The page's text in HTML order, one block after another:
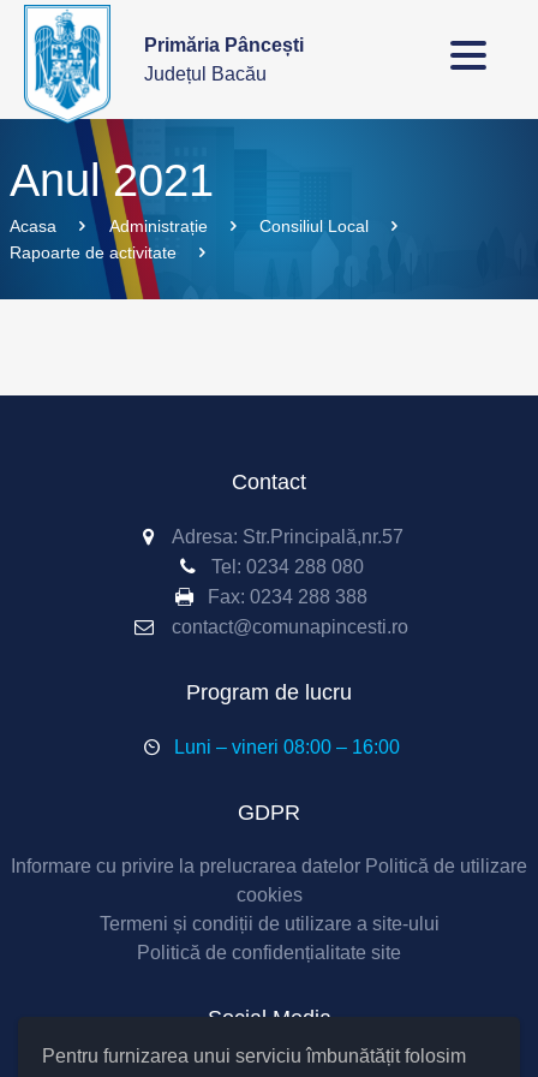
Pentru furnizarea unui serviciu îmbunătățit folosim
Primăria Pâncești
Județul Bacău
Anul 2021
Acasa Administrație
Consiliul Local
Rapoarte de activitate
Contact
Adresa: Str.Principală,nr.57
Tel: 0234 288 080
Fax: 0234 288 388
contact@comunapincesti.ro
Program de lucru
Luni – vineri 08:00 – 16:00
GDPR
Informare cu privire la prelucrarea datelor Politică de utilizare
cookies
Termeni și condiții de utilizare a site-ului
Politică de confidențialitate site
Social Media